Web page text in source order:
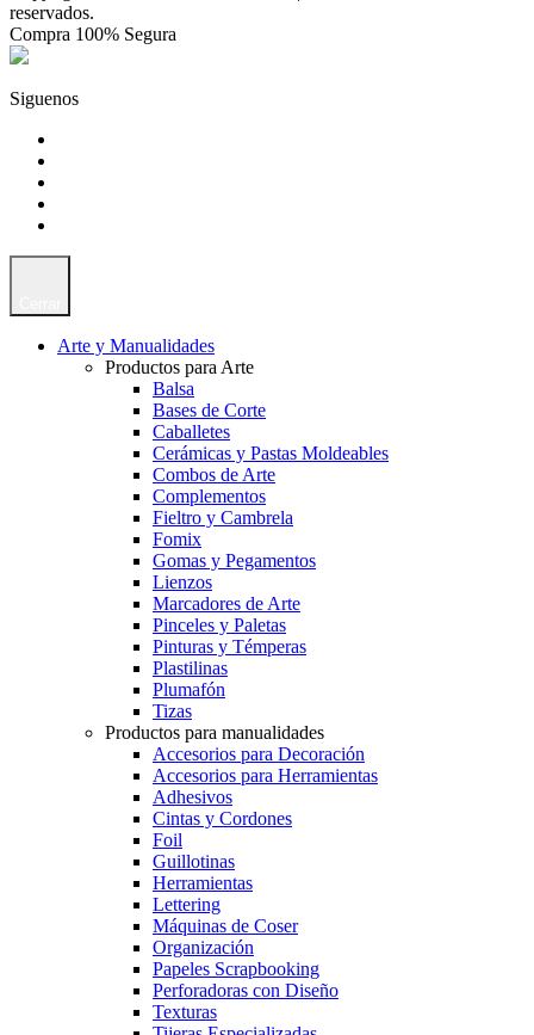
reservados.
Compra 100% Segura
Siguenos
Arte y Manualidades
Productos para Arte
Balsa
Bases de Corte
Caballetes
Cerámicas y Pastas Moldeables
Combos de Arte
Complementos
Fieltro y Cambrela
Fomix
Gomas y Pegamentos
Lienzos
Marcadores de Arte
Pinceles y Paletas
Pinturas y Témperas
Plastilinas
Plumafón
Tizas
Productos para manualidades
Accesorios para Decoración
Accesorios para Herramientas
Adhesivos
Cintas y Cordones
Foil
Guillotinas
Herramientas
Lettering
Máquinas de Coser
Organización
Papeles Scrapbooking
Perforadoras con Diseño
Texturas